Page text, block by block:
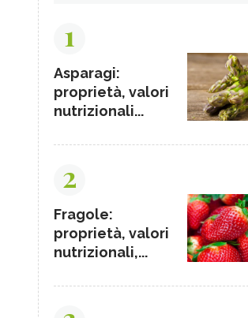
1
Asparagi:
proprietà, valori
nutrizionali...
2
Fragole:
proprietà, valori
nutrizionali,...